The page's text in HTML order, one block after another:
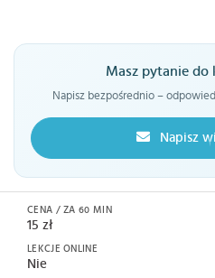
Masz pytanie do
Napisz bezpośrednio –
Napisz
CENA / ZA 60 MIN
15 zł
LEKCJE ONLINE
Nie